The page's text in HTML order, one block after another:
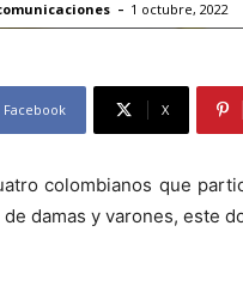
- 1 octubre, 2022
Facebook X
colombianos que
de damas y varones, este